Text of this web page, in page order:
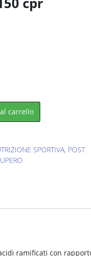
carrello
SPORTIVA, POST
ramificati con